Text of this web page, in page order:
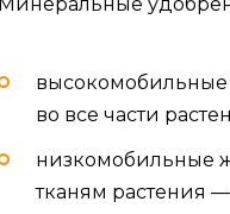
высокомобильные
во все части
низкомобильные
тканям растения